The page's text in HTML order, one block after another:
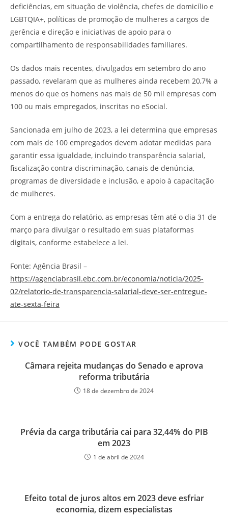
deficiências, em situação de violência, chefes de domicílio e
LGBTQIA+, políticas de promoção de mulheres a cargos de
gerência e direção e iniciativas de apoio para o
compartilhamento de responsabilidades familiares.
Os dados mais recentes, divulgados em setembro do ano
passado, revelaram que as mulheres ainda recebem 20,7% a
menos do que os homens nas mais de 50 mil empresas com
100 ou mais empregados, inscritas no eSocial.
Sancionada em julho de 2023, a lei determina que empresas
com mais de 100 empregados devem adotar medidas para
garantir essa igualdade, incluindo transparência salarial,
fiscalização contra discriminação, canais de denúncia,
programas de diversidade e inclusão, e apoio à capacitação
de mulheres.
Com a entrega do relatório, as empresas têm até o dia 31 de
março para divulgar o resultado em suas plataformas
digitais, conforme estabelece a lei.
Fonte: Agência Brasil –
https://agenciabrasil.ebc.com.br/economia/noticia/2025-
02/relatorio-de-transparencia-salarial-deve-ser-entregue-
ate-sexta-feira
VOCÊ TAMBÉM PODE GOSTAR
Câmara rejeita mudanças do Senado e aprova
reforma tributária
18 de dezembro de 2024
Prévia da carga tributária cai para 32,44% do PIB
em 2023
1 de abril de 2024
Efeito total de juros altos em 2023 deve esfriar
economia, dizem especialistas